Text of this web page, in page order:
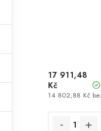
14 802,88 Kč
17 911,48
Kč